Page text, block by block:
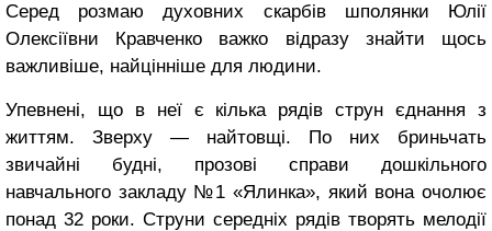
Серед розмаю духовних скарбів шполянки Юлії
Олексіївни Кравченко важко відразу знайти щось
важливіше, найцінніше для людини.
Упевнені, що в неї є кілька рядів струн єднання з
життям. Зверху — найтовщі. По них бриньчать
звичайні будні, прозові справи дошкільного
навчального закладу №1 «Ялинка», який вона очолює
понад 32 роки. Струни середніх рядів творять мелодії